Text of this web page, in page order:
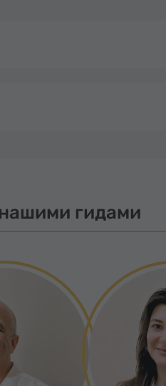
гидами